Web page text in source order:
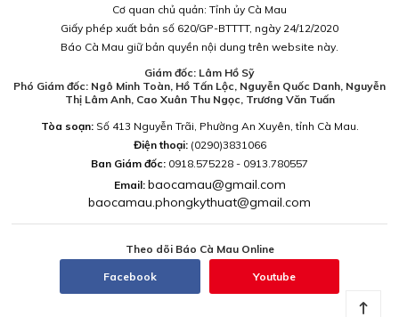
Cơ quan chủ quản: Tỉnh ủy Cà Mau
Giấy phép xuất bản số 620/GP-BTTTT, ngày 24/12/2020
Báo Cà Mau giữ bản quyền nội dung trên website này.
Giám đốc: Lâm Hồ Sỹ
Phó Giám đốc: Ngô Minh Toàn, Hồ Tấn Lộc, Nguyễn Quốc Danh, Nguyễn
Thị Lâm Anh, Cao Xuân Thu Ngọc, Trương Văn Tuấn
Tòa soạn:Số 413 Nguyễn Trãi, Phường An Xuyên, tỉnh Cà Mau.
Điện thoại: (0290)3831066
Ban Giám đốc: 0918.575228 - 0913.780557
Email: baocamau@gmail.com
baocamau.phongkythuat@gmail.com
Theo dõi Báo Cà Mau Online
Facebook Youtube